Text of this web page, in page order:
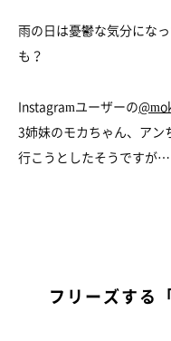
雨の日は憂鬱な気分にな
も？
Instagramユーザーの
3姉妹のモカちゃん、アン
行こうとしたそうですが…
フリーズする